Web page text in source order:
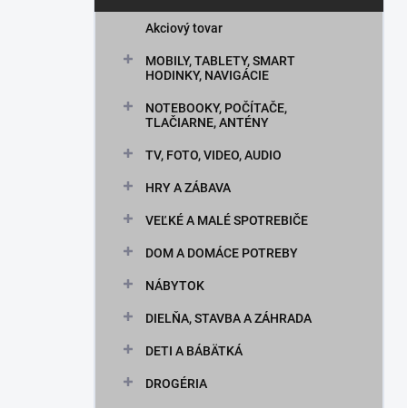
č
kategórie
Akciový tovar
MOBILY, TABLETY, SMART
HODINKY, NAVIGÁCIE
NOTEBOOKY, POČÍTAČE,
TLAČIARNE, ANTÉNY
TV, FOTO, VIDEO, AUDIO
HRY A ZÁBAVA
VEĽKÉ A MALÉ SPOTREBIČE
DOM A DOMÁCE POTREBY
NÁBYTOK
DIELŇA, STAVBA A ZÁHRADA
DETI A BÁBÄTKÁ
DROGÉRIA